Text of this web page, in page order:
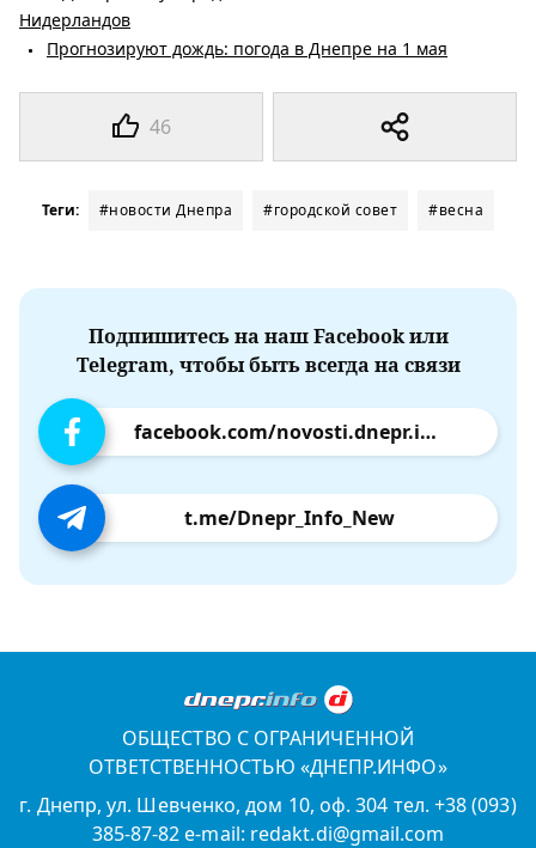
46
Нидерландов
Прогнозируют дождь: погода в Днепре на 1 мая
Теги: #новости Днепра #городской совет #весна
Подпишитесь на наш Facebook или
Telegram, чтобы быть всегда на связи
facebook.com/novosti.dnepr.info
t.me/Dnepr_Info_New
ОБЩЕСТВО С ОГРАНИЧЕННОЙ
ОТВЕТСТВЕННОСТЬЮ «ДНЕПР.ИНФО»
г. Днепр, ул. Шевченко, дом 10, оф. 304 тел. +38 (093)
385-87-82 e-mail: redakt.di@gmail.com